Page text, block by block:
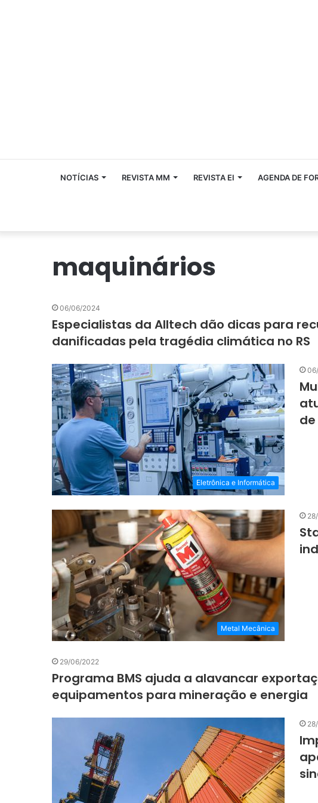
NOTÍCIAS REVISTA MM REVISTA EI AGENDA DE
maquinários
06/06/2024
Especialistas da Alltech dão dicas para
danificadas pela tragédia climática no RS
Eletrônica e Informática
de
Metal Mecânica
29/06/2022
Programa BMS ajuda a alavancar
equipamentos para mineração e energia